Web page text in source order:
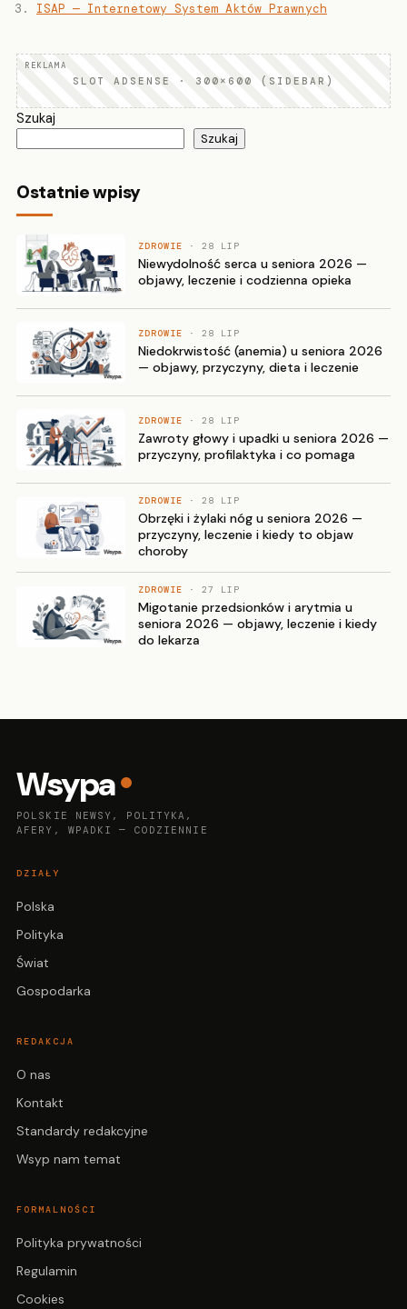
ISAP — Internetowy System Aktów Prawnych
SLOT ADSENSE · 300×600 (SIDEBAR)
Szukaj
Szukaj
Ostatnie wpisy
ZDROWIE · 28 LIP
Niewydolność serca u seniora 2026 —
objawy, leczenie i codzienna opieka
ZDROWIE · 28 LIP
Niedokrwistość (anemia) u seniora 2026
— objawy, przyczyny, dieta i leczenie
ZDROWIE · 28 LIP
Zawroty głowy i upadki u seniora 2026 —
przyczyny, profilaktyka i co pomaga
ZDROWIE · 28 LIP
Obrzęki i żylaki nóg u seniora 2026 —
przyczyny, leczenie i kiedy to objaw
choroby
ZDROWIE · 27 LIP
Migotanie przedsionków i arytmia u
seniora 2026 — objawy, leczenie i kiedy
do lekarza
Wsypa
POLSKIE NEWSY, POLITYKA,
AFERY, WPADKI — CODZIENNIE
DZIAŁY
Polska
Polityka
Świat
Gospodarka
REDAKCJA
O nas
Kontakt
Standardy redakcyjne
Wsyp nam temat
FORMALNOŚCI
Polityka prywatności
Regulamin
Cookies